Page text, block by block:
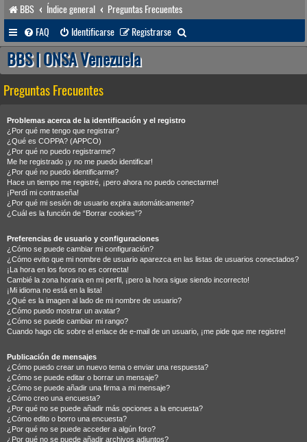
BBS Índice general
Preguntas Frecuentes
FAQ
Identificarse Registrarse
u
BBS | ONSA Venezuela
Preguntas Frecuentes
Problemas acerca de la identificación y el registro
¿Por qué me tengo que registrar?
¿Qué es COPPA? (APPCO)
¿Por qué no puedo registrarme?
Me he registrado ¡y no me puedo identificar!
¿Por qué no puedo identificarme?
Hace un tiempo me registré, ¡pero ahora no puedo conectarme!
¡Perdí mi contraseña!
¿Por qué mi sesión de usuario expira automáticamente?
¿Cuál es la función de “Borrar cookies”?
Preferencias de usuario y configuraciones
¿Cómo se puede cambiar mi configuración?
¿Cómo evito que mi nombre de usuario aparezca en las listas de usuarios conectados?
¡La hora en los foros no es correcta!
Cambié la zona horaria en mi perfil, ¡pero la hora sigue siendo incorrecto!
¡Mi idioma no está en la lista!
¿Qué es la imagen al lado de mi nombre de usuario?
¿Cómo puedo mostrar un avatar?
¿Cómo se puede cambiar mi rango?
Cuando hago clic sobre el enlace de e-mail de un usuario, ¡me pide que me registre!
Publicación de mensajes
¿Cómo puedo crear un nuevo tema o enviar una respuesta?
¿Cómo se puede editar o borrar un mensaje?
¿Cómo se puede añadir una firma a mi mensaje?
¿Cómo creo una encuesta?
¿Por qué no se puede añadir más opciones a la encuesta?
¿Cómo edito o borro una encuesta?
¿Por qué no se puede acceder a algún foro?
¿Por qué no se puede añadir archivos adjuntos?